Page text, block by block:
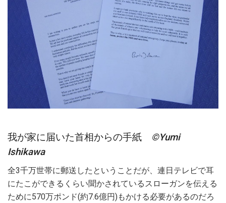
我が家に届いた首相からの手紙 ©Yumi
Ishikawa
全3千万世帯に郵送したということだが、連日テレビで耳
にたこができるくらい聞かされているスローガンを伝える
ために570万ポンド(約7.6億円)もかける必要があるのだろ